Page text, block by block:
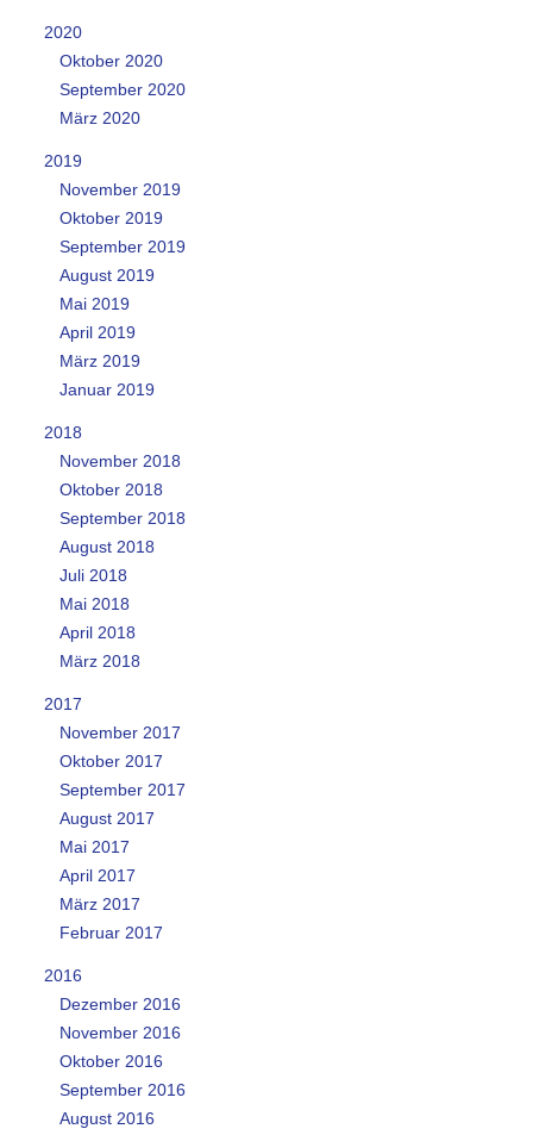
2020
Oktober 2020
September 2020
März 2020
2019
November 2019
Oktober 2019
September 2019
August 2019
Mai 2019
April 2019
März 2019
Januar 2019
2018
November 2018
Oktober 2018
September 2018
August 2018
Juli 2018
Mai 2018
April 2018
März 2018
2017
November 2017
Oktober 2017
September 2017
August 2017
Mai 2017
April 2017
März 2017
Februar 2017
2016
Dezember 2016
November 2016
Oktober 2016
September 2016
August 2016